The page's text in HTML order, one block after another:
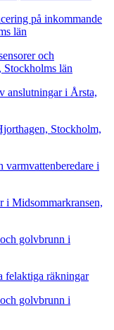
på inkommande
län
och
län
anslutningar i Årsta,
Stockholm,
i
i Midsommarkransen,
golvbrunn i
felaktiga räkningar
golvbrunn i